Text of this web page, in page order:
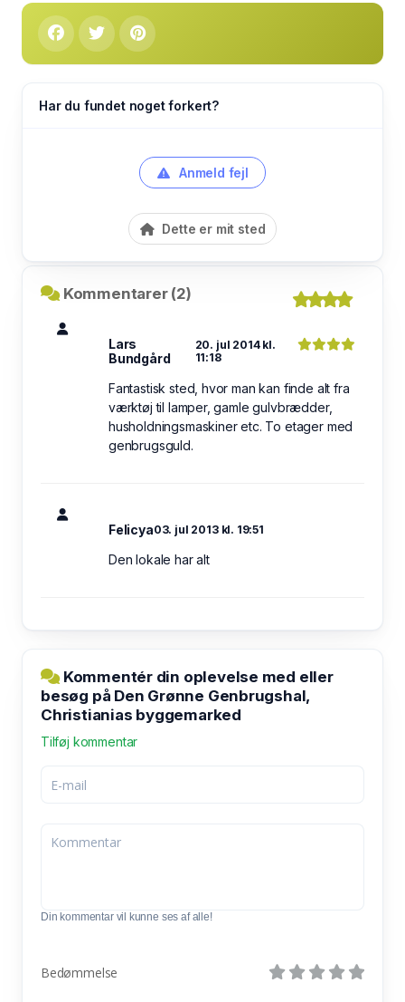
Har du fundet noget forkert?
Anmeld fejl
Dette er mit sted
Kommentarer (2)
Lars
Bundgård
20. jul 2014 kl.
11:18
Fantastisk sted, hvor man kan finde alt fra
værktøj til lamper, gamle gulvbrædder,
husholdningsmaskiner etc. To etager med
genbrugsguld.
Felicya03. jul 2013 kl. 19:51
Den lokale har alt
Kommentér din oplevelse med eller
besøg på Den Grønne Genbrugshal,
Christianias byggemarked
Tilføj kommentar
Din kommentar vil kunne ses af alle!
Bedømmelse